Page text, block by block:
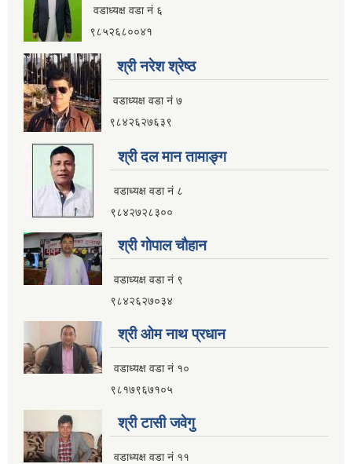
वडाध्यक्ष वडा नं ६
९८५२६८००४१
श्री नरेश श्रेष्ठ
वडाध्यक्ष वडा नं ७
९८४२६२७६३९
श्री दल मान तामाङ्ग
वडाध्यक्ष वडा नं ८
९८४२७२८३००
श्री गाेपाल चाैहान
वडाध्यक्ष वडा नं ९
९८४२६२७०३४
श्री ओम नाथ प्रधान
वडाध्यक्ष वडा नं १०
९८१७९६७१०५
श्री टासी जवेगु
वडाध्यक्ष वडा नं ११